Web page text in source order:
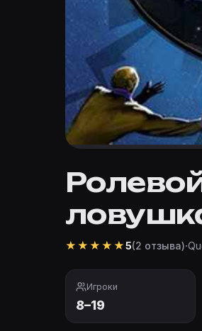
★ ★ ★ ★ ★5(2 отзыва)·
Игроки
8–19